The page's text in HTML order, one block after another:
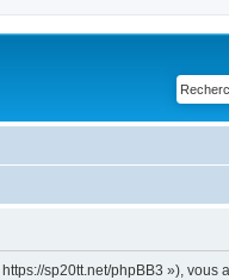
sp20tt.net/phpBB3 »), vous